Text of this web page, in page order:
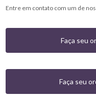
Entre em contato com um de
Faça seu
Faça seu